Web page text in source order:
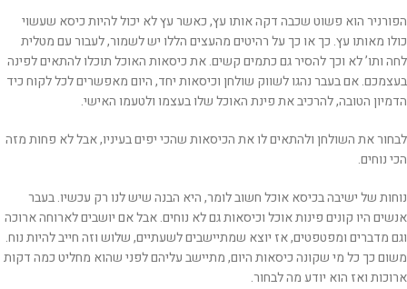
הפורניר הוא פשוט שכבה דקה אותו עץ, כאשר עץ לא יכול להיות כיסא שעשוי
כולו מאותו עץ. כך או כך על רהיטים מהעצים הללו יש לשמור, לעבור עם מטלית
לחה ותו’ לא וכך להסיר גם כתמים קשים. את כיסאות האוכל תוכלו להתאים לפינה
בעצמכם. אם בעבר נהגו לשווק שולחן וכיסאות יחד, היום מאפשרים לכל לקוח כיד
הדמיון הטובה, להרכיב את פינת האוכל שלו בעצמו ולטעמו האישי.
לבחור את השולחן ולהתאים לו את הכיסאות שהכי יפים בעיניו, אבל לא פחות מזה
הכי נוחים.
נוחות של ישיבה בכיסא אוכל חשוב לומר, היא הבנה שיש לנו רק עכשיו. בעבר
אנשים היו קונים פינות אוכל וכיסאות גם לא נוחים. אבל אם יושבים לארוחה ארוכה
וגם מדברים ומפטפטים, אז יוצא שמתיישבים לשעתיים, שלוש וזה חייב להיות נוח.
משום כך כל מי שקונה כיסאות היום, מתיישב עליהם לפני שהוא מחליט כמה דקות
ארוכות ואז הוא יודע מה לבחור.